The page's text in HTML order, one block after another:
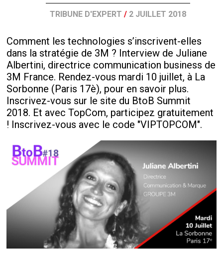
TRIBUNE D'EXPERT / 2 JUILLET 2018
Comment les technologies s’inscrivent-elles
dans la stratégie de 3M ? Interview de Juliane
Albertini, directrice communication business de
3M France. Rendez-vous mardi 10 juillet, à La
Sorbonne (Paris 17è), pour en savoir plus.
Inscrivez-vous sur le site du BtoB Summit
2018. Et avec TopCom, participez gratuitement
! Inscrivez-vous avec le code "VIPTOPCOM".